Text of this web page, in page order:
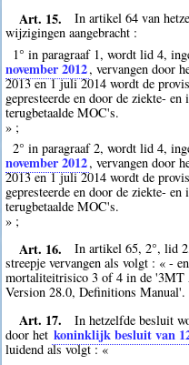
Art. 15.
In artikel 64 van
wijzigingen aangebracht :
1° in paragraaf 1, wordt lid 4,
november 2012, vervangen door
2013 en 1 juli 2014 wordt de
gepresteerde en door de ziekte-
terugbetaalde MOC's.
» ;
2° in paragraaf 2, wordt lid 4,
november 2012, vervangen door
2013 en 1 juli 2014 wordt de
gepresteerde en door de ziekte-
terugbetaalde MOC's.
» ;
Art. 16.
In artikel 65, 2°, lid
streepje vervangen als volgt : « -
mortaliteitrisico 3 of 4 in de '3MT
Version 28.0, Definitions Manual'.
Art. 17.
In hetzelfde besluit
door het koninklijk besluit van
luidend als volgt : «